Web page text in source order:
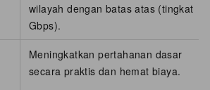
wilayah dengan batas atas (tingkat
Gbps).
Meningkatkan pertahanan dasar
secara praktis dan hemat biaya.